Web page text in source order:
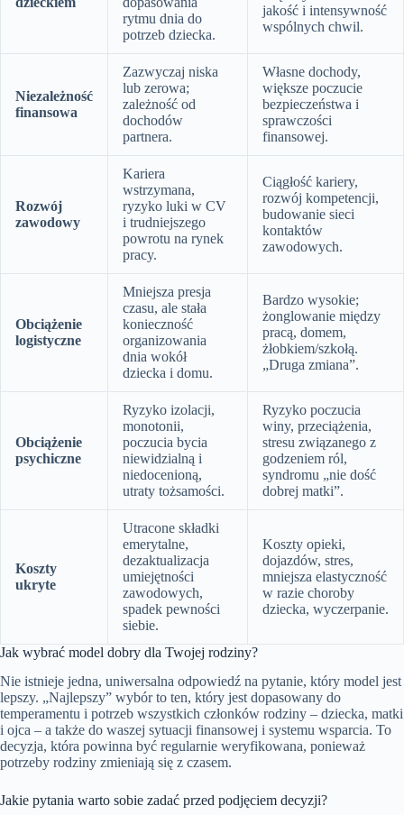
rytmu dnia do
potrzeb dziecka.
jakość i intensywność
wspólnych chwil.
Niezależność
finansowa
Zazwyczaj niska
lub zerowa;
zależność od
dochodów
partnera.
Własne dochody,
większe poczucie
bezpieczeństwa i
sprawczości
finansowej.
Rozwój
zawodowy
Kariera
wstrzymana,
ryzyko luki w CV
i trudniejszego
powrotu na rynek
pracy.
Ciągłość kariery,
rozwój kompetencji,
budowanie sieci
kontaktów
zawodowych.
Obciążenie
logistyczne
Mniejsza presja
czasu, ale stała
konieczność
organizowania
dnia wokół
dziecka i domu.
Bardzo wysokie;
żonglowanie między
pracą, domem,
żłobkiem/szkołą.
„Druga zmiana”.
Obciążenie
psychiczne
Ryzyko izolacji,
monotonii,
poczucia bycia
niewidzialną i
niedocenioną,
utraty tożsamości.
Ryzyko poczucia
winy, przeciążenia,
stresu związanego z
godzeniem ról,
syndromu „nie dość
dobrej matki”.
Koszty
ukryte
Utracone składki
emerytalne,
dezaktualizacja
umiejętności
zawodowych,
spadek pewności
siebie.
Koszty opieki,
dojazdów, stres,
mniejsza elastyczność
w razie choroby
dziecka, wyczerpanie.
Jak wybrać model dobry dla Twojej rodziny?
Nie istnieje jedna, uniwersalna odpowiedź na pytanie, który model jest
lepszy. „Najlepszy” wybór to ten, który jest dopasowany do
temperamentu i potrzeb wszystkich członków rodziny – dziecka, matki
i ojca – a także do waszej sytuacji finansowej i systemu wsparcia. To
decyzja, która powinna być regularnie weryfikowana, ponieważ
potrzeby rodziny zmieniają się z czasem.
Jakie pytania warto sobie zadać przed podjęciem decyzji?